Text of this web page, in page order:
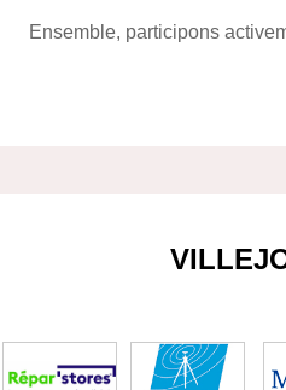
Ensemble, participons